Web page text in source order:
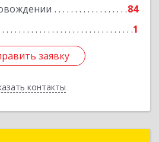
84
1
заявку
контакты
заявку
Назад